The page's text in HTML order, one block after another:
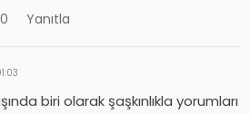
0 Yanıtla
biri olarak şaşkınlıkla yorumları